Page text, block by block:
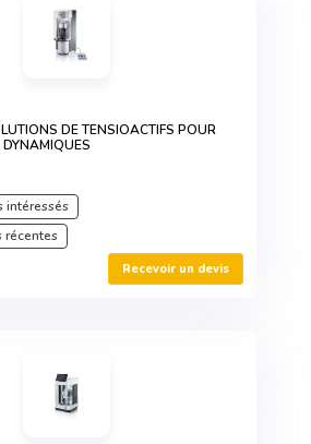
DE TENSIOACTIFS POUR
intéressés
récentes
Recevoir un devis